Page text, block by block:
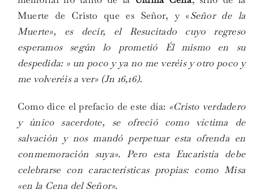
Muerte de Cristo que es Señor, y «Señor de la
Muerte», es decir, el Resucitado cuyo regreso
esperamos según lo prometió Él mismo en su
despedida: » un poco y ya no me veréis y otro poco y
me volveréis a ver» (Jn 16,16).
Como dice el prefacio de este día: «Cristo verdadero
y único sacerdote, se ofreció como víctima de
salvación y nos mandó perpetuar esta ofrenda en
conmemoración suya». Pero esta Eucaristía debe
celebrarse con características propias: como Misa
«en la Cena del Señor».